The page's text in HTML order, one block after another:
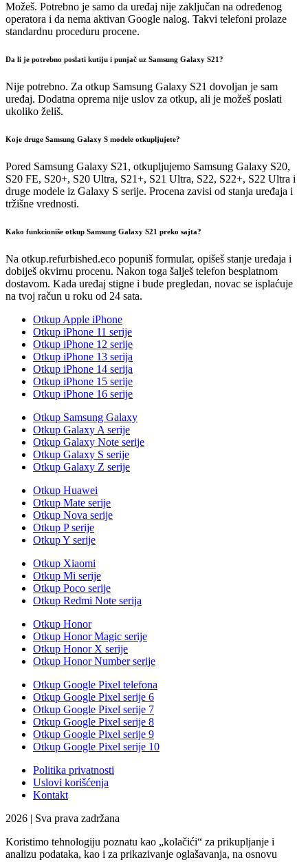
Možeš. Potrebno je samo da uređaj nije zaključan na određenog
operatora i da nema aktivan Google nalog. Takvi telefoni prolaze
standardnu proceduru procene.
Da li je potrebno poslati kutiju i punjač uz Samsung Galaxy S21?
Nije potrebno. Za otkup Samsung Galaxy S21 dovoljan je sam
uređaj. Dodatna oprema nije uslov za otkup, ali je možeš poslati
ukoliko želiš.
Koje druge Samsung Galaxy S modele otkupljujete?
Pored Samsung Galaxy S21, otkupljujemo Samsung Galaxy S20,
S20 FE, S20+, S20 Ultra, S21+, S21 Ultra, S22, S22+, S22 Ultra i
druge modele iz Galaxy S serije. Procena zavisi od stanja uređaja i
tržišne vrednosti.
Kako funkcioniše otkup Samsung Galaxy S21 preko sajta?
Na otkup.refurbished.eco popuniš formular, opišeš stanje uređaja i
dobiješ okvirnu procenu. Nakon toga šalješ telefon besplatnom
dostavom. Kada uređaj stigne i bude pregledan, novac se isplaćuje
na tvoj račun u roku od 24 sata.
Otkup Apple iPhone
Otkup iPhone 11 serije
Otkup iPhone 12 serije
Otkup iPhone 13 serija
Otkup iPhone 14 serija
Otkup iPhone 15 serije
Otkup iPhone 16 serije
Otkup Samsung Galaxy
Otkup Galaxy A serije
Otkup Galaxy Note serije
Otkup Galaxy S serije
Otkup Galaxy Z serije
Otkup Huawei
Otkup Mate serije
Otkup Nova serije
Otkup P serije
Otkup Y serije
Otkup Xiaomi
Otkup Mi serije
Otkup Poco serije
Otkup Redmi Note serija
Otkup Honor
Otkup Honor Magic serije
Otkup Honor X serije
Otkup Honor Number serije
Otkup Google Pixel telefona
Otkup Google Pixel serije 6
Otkup Google Pixel serije 7
Otkup Google Pixel serije 8
Otkup Google Pixel serije 9
Otkup Google Pixel serije 10
Politika privatnosti
Uslovi korišćenja
Kontakt
2026 | Sva prava zadržana
Koristimo tehnologiju poznatu kao „kolačići“ za prikupljanje i
analizu podataka, kao i za prikazivanje oglašavanja, na osnovu